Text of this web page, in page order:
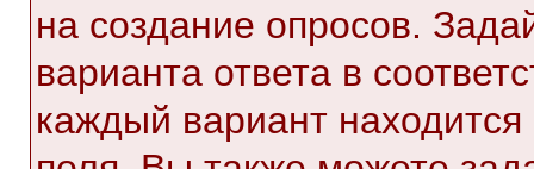
на создание опросов.
варианта ответа в
каждый вариант находится